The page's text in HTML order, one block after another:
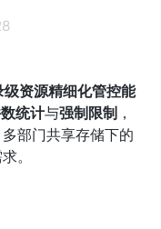
级资源精细化管控能
统计与强制限制 ，
部门共享存储下的
。